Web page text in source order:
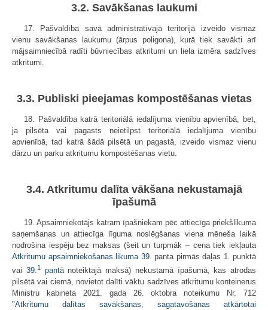
3.2. Savākšanas laukumi
17. Pašvaldība savā administratīvajā teritorijā izveido vismaz
vienu savākšanas laukumu (ārpus poligona), kurā tiek savākti arī
mājsaimniecībā radīti būvniecības atkritumi un liela izmēra sadzīves
atkritumi.
3.3. Publiski pieejamas kompostēšanas vietas
18. Pašvaldība katrā teritoriālā iedalījuma vienību apvienībā, bet,
ja pilsēta vai pagasts neietilpst teritoriālā iedalījuma vienību
apvienībā, tad katrā šādā pilsētā un pagastā, izveido vismaz vienu
dārzu un parku atkritumu kompostēšanas vietu.
3.4. Atkritumu dalīta vākšana nekustamajā
īpašumā
19. Apsaimniekotājs katram īpašniekam pēc attiecīga priekšlikuma
saņemšanas un attiecīga līguma noslēgšanas viena mēneša laikā
nodrošina iespēju bez maksas (šeit un turpmāk – cena tiek iekļauta
Atkritumu apsaimniekošanas likuma 39. panta pirmās daļas 1. punktā
vai 39. 1pantānoteiktajā maksā) nekustamā īpašumā, kas atrodas
pilsētā vai ciemā, novietot dalīti vāktu sadzīves atkritumu konteinerus
Ministru kabineta 2021. gada 26. oktobra noteikumu Nr. 712
"Atkritumu dalītas savākšanas, sagatavošanas atkārtotai